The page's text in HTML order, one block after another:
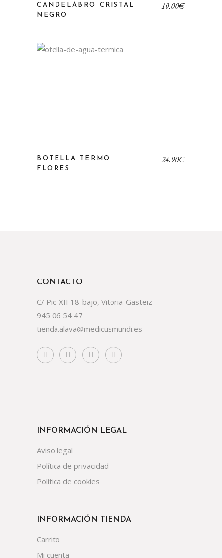
CANDELABRO CRISTAL
NEGRO
10,00€
BOTELLA TERMO
FLORES
24,90€
CONTACTO
C/ Pio XII 18-bajo, Vitoria-Gasteiz
945 06 54 47
tienda.alava@medicusmundi.es
INFORMACIÓN LEGAL
Aviso legal
Política de privacidad
Política de cookies
INFORMACIÓN TIENDA
Carrito
Mi cuenta